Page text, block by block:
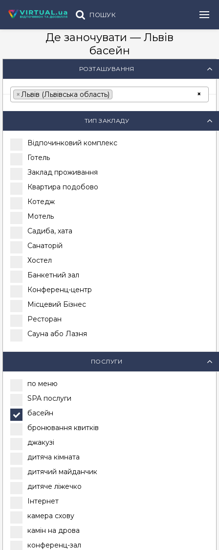
ПОШУК
Де заночувати — Львів
басейн
РОЗТАШУВАННЯ
×
×Львів (Львівська область)
ТИП ЗАКЛАДУ
Відпочинковий комплекс
Готель
Заклад проживання
Квартира подобово
Котедж
Мотель
Садиба, хата
Санаторій
Хостел
Банкетний зал
Конференц-центр
Місцевий Бізнес
Ресторан
Сауна або Лазня
ПОСЛУГИ
по меню
SPA послуги
басейн
бронювання квитків
джакузі
дитяча кімната
дитячий майданчик
дитяче ліжечко
Інтернет
камера схову
камін на дрова
конференц-зал